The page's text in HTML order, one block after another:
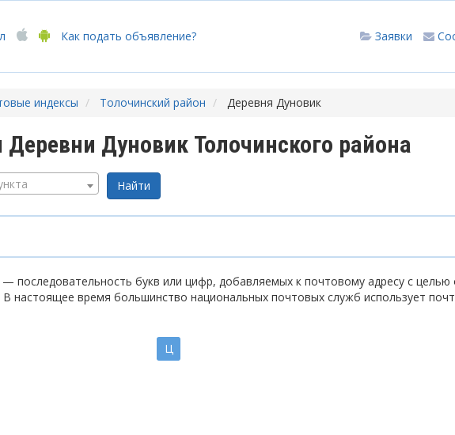
Как подать объявление? Заявки
индексы Толочинский район Деревня Дуновик
Дуновик Толочинского района
последовательность букв или цифр, добавляемых к почтовому адресу с целью
настоящее время большинство национальных почтовых служб использует
Ц